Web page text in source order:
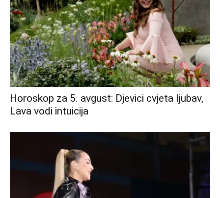
Horoskop za 5. avgust: Djevici cvjeta ljubav,
Lava vodi intuicija